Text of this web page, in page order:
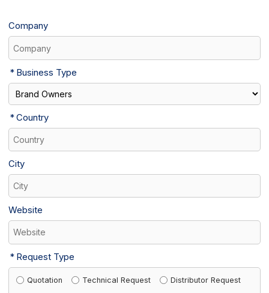
Company
Business Type
Country
City
Website
Request Type
Quotation Technical Request Distributor Request